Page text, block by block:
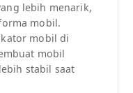
lebih menarik,
mobil.
mobil di
mobil
stabil saat